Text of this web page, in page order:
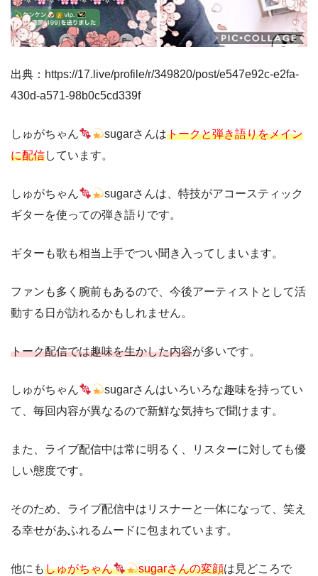
出典：https://17.live/profile/r/349820/post/e547e92c-e2fa-
430d-a571-98b0c5cd339f
しゅがちゃん sugarさんはトークと弾き語りをメイン
に配信しています。
しゅがちゃん
sugarさんは、特技がアコースティック
ギターを使っての弾き語りです。
ギターも歌も相当上手でつい聞き入ってしまいます。
ファンも多く腕前もあるので、今後アーティストとして活
動する日が訪れるかもしれません。
トーク配信では趣味を生かした内容が多いです。
しゅがちゃん
sugarさんはいろいろな趣味を持ってい
て、毎回内容が異なるので新鮮な気持ちで聞けます。
また、ライブ配信中は常に明るく、リスターに対しても優
しい態度です。
そのため、ライブ配信中はリスナーと一体になって、笑え
る幸せがあふれるムードに包まれています。
他にもしゅがちゃん sugarさんの変顔は見どころで